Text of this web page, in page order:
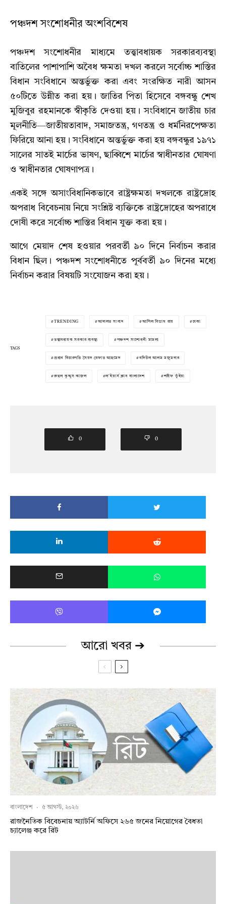
পঞ্চদশ সংশোধনীর অংশবিশেষ
পঞ্চদশ সংশোধনীর মাধ্যমে তত্ত্বাবধায়ক সরকারব্যবস্থা
বাতিলের পাশাপাশি অবৈধ ক্ষমতা দখল করলে সর্বোচ্চ শাস্তির
বিধান সংবিধানে অন্তর্ভুক্ত করা এবং সংরক্ষিত নারী আসন
৫০টিতে উন্নীত করা হয়। জাতির পিতা হিসেবে বঙ্গবন্ধু শেখ
মুজিবুর রহমানকে স্বীকৃতি দেওয়া হয়। সংবিধানে জাতীয় চার
মূলনীতি—জাতীয়তাবাদ, সমাজতন্ত্র, গণতন্ত্র ও ধর্মনিরপেক্ষতা
ফিরিয়ে আনা হয়। সংবিধানে অন্তর্ভুক্ত করা হয় বঙ্গবন্ধুর ১৯৭১
সালের সাতই মার্চের ভাষণ, ছাব্বিশে মার্চের স্বাধীনতার ঘোষণা
ও স্বাধীনতার ঘোষণাপত্র।
একই সঙ্গে অসাংবিধানিকভাবে রাষ্ট্রক্ষমতা দখলকে রাষ্ট্রদ্রোহ
অপরাধ বিবেচনায় নিয়ে সংশ্লিষ্ট ব্যক্তিকে রাষ্ট্রদ্রোহের অপরাধে
দোষী করে সর্বোচ্চ শাস্তির বিধান যুক্ত করা হয়।
আগে মেয়াদ শেষ হওয়ার পরবর্তী ৯০ দিনে নির্বাচন করার
বিধান ছিল। পঞ্চদশ সংশোধনীতে পূর্ববর্তী ৯০ দিনের মধ্যে
নির্বাচন করার বিষয়টি সংযোজন করা হয়।
TAGS
TRENDING আদালত সংবাদ আপিল বিভাগ রায় ঢাকা
তত্ত্বাবধায়ক সরকার ব্যবস্থা পঞ্চদশ সংশোধনী মামলা
প্রধান বিচারপতি সৈয়দ রেফাত আহমেদ বদিউল আলম মজুমদার
রুহুল কুদ্দুস কাজল ল'ইয়ার্স ক্লাব বাংলাদেশ শরীফ ভূঁইয়া
0 0
আরো খবর ➔
বাংলাদেশ · ৫ আগস্ট, ২০২৬
রাজনৈতিক বিবেচনায় অ‍্যাটর্নি অফিসে ২৬৫ জনের নিয়োগের বৈধতা
চ্যালেঞ্জ করে রিট